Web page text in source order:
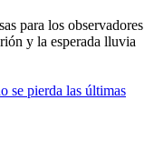
para los observadores
y la esperada lluvia
se pierda las últimas